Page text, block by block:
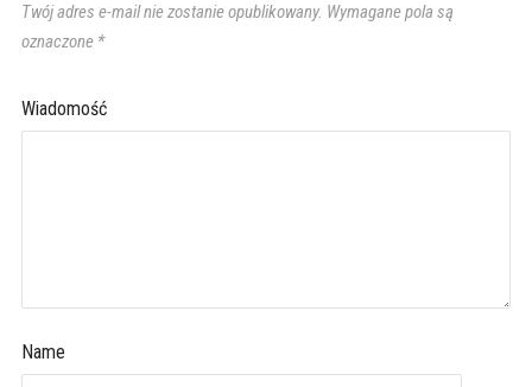
Twój adres e-mail nie zostanie opublikowany. Wymagane pola są
oznaczone *
Wiadomość
Name